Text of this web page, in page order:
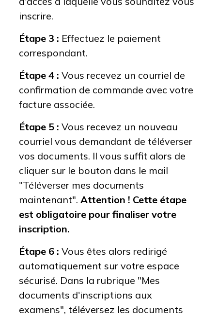
inscrire.
Étape 3 : Effectuez le paiement
correspondant.
Étape 4 : Vous recevez un courriel de
confirmation de commande avec votre
facture associée.
Étape 5 : Vous recevez un nouveau
courriel vous demandant de téléverser
vos documents. Il vous suffit alors de
cliquer sur le bouton dans le mail
"Téléverser mes documents
maintenant". Attention ! Cette étape
est obligatoire pour finaliser votre
inscription.
Étape 6 : Vous êtes alors redirigé
automatiquement sur votre espace
sécurisé. Dans la rubrique "Mes
documents d'inscriptions aux
examens", téléversez les documents